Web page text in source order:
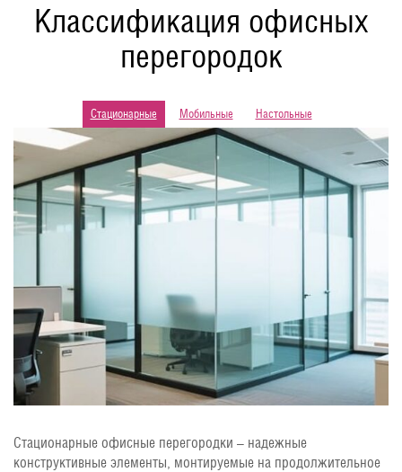
Классификация офисных
перегородок
Стационарные Мобильные Настольные
Стационарные офисные перегородки – надежные
конструктивные элементы, монтируемые на продолжительное